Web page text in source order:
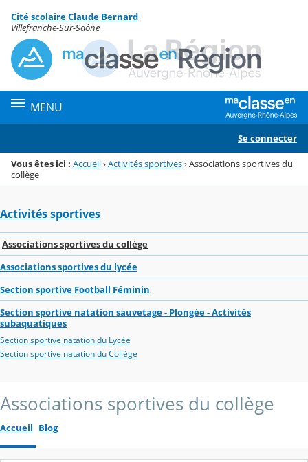
Menu de la rubrique
Contenu
Cité scolaire Claude Bernard
Villefranche-Sur-Saône
MENU
Se connecter
Vous êtes ici : Accueil›Activités sportives›Associations sportives du
collège
Activités sportives
Associations sportives du collège
Associations sportives du lycée
Section sportive Football Féminin
Section sportive natation sauvetage - Plongée - Activités
subaquatiques
Section sportive natation du Lycée
Section sportive natation du Collège
Associations sportives du collège
Accueil Blog